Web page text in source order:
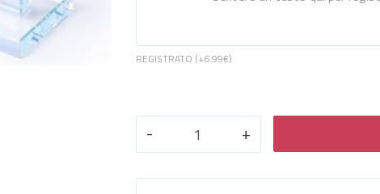
REGISTRATO (+6.99€)
- +